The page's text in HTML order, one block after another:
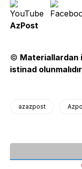
AzPost
© Materiallardan
istinad olunmalıdır
azazpost